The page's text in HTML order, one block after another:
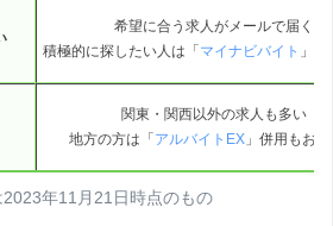
希望に合う求人がメールで届く
積極的に探したい人は「マイナビバイト 」
関東・関西以外の求人も多い
地方の方は「アルバイトEX 」併用もお
年11月21日時点のもの